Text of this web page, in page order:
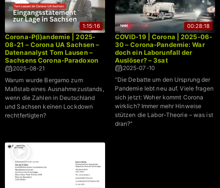
1:15:16
Corona-P(l)andemie | 2025-
08-21 – Corona UA Sachsen –
Datenanalyst Tom Lausen –
Sachsens Corona-Paradoxon
→ Weniger geimpft, weniger
2025-08-21
Warum wurde Bergamo zum
Maßstab eines Ausnahmezustands,
wenn die Zahlen in Deutschland
und Sachsen keinen Lockdown
rechtfertigten?
00:28:18
COVID-19 | Corona | 2025-06-
30 – Corona-Pandemie: War
doch ein Laborunfall der
Auslöser? – 3sat
2025-07-10
"Die Debatte um den Ursprung der
Pandemie lebt neu auf. Viele fragen
sich jetzt: Woher kommt Corona
wirklich? Immer mehr Hinweise
stützen die Labor-Theorie – was ist
dran?"